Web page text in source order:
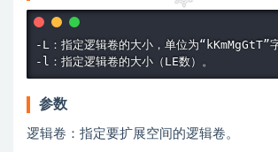
-L：指定逻辑卷的大小，单位为“kKmMgGtT”
参数
逻辑卷：指定要扩展空间的逻辑卷。